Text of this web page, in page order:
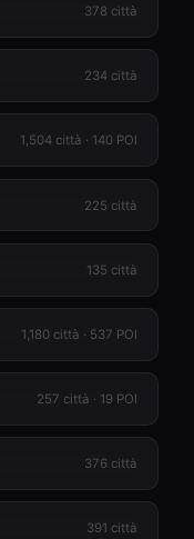
378 città
234 città
1,504 città · 140 POI
225 città
135 città
1,180 città · 537 POI
257 città · 19 POI
376 città
391 città